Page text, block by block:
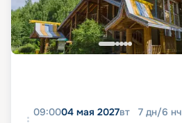
09:0004 мая 2027вт 7 дн/6 нч